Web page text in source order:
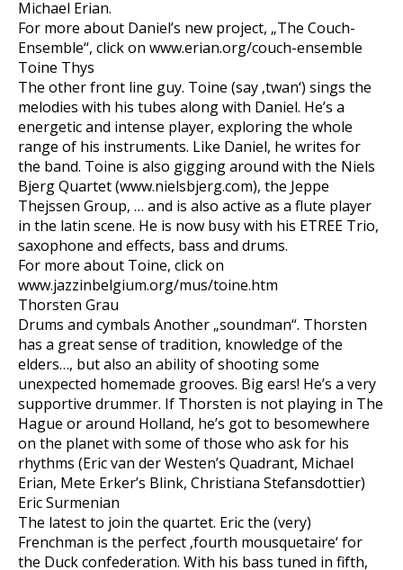
Michael Erian.
For more about Daniel’s new project, „The Couch-
Ensemble“, click on www.erian.org/couch-ensemble
Toine Thys
The other front line guy. Toine (say ‚twan‘) sings the
melodies with his tubes along with Daniel. He’s a
energetic and intense player, exploring the whole
range of his instruments. Like Daniel, he writes for
the band. Toine is also gigging around with the Niels
Bjerg Quartet (www.nielsbjerg.com), the Jeppe
Thejssen Group, … and is also active as a flute player
in the latin scene. He is now busy with his ETREE Trio,
saxophone and effects, bass and drums.
For more about Toine, click on
www.jazzinbelgium.org/mus/toine.htm
Thorsten Grau
Drums and cymbals Another „soundman“. Thorsten
has a great sense of tradition, knowledge of the
elders…, but also an ability of shooting some
unexpected homemade grooves. Big ears! He’s a very
supportive drummer. If Thorsten is not playing in The
Hague or around Holland, he’s got to besomewhere
on the planet with some of those who ask for his
rhythms (Eric van der Westen’s Quadrant, Michael
Erian, Mete Erker’s Blink, Christiana Stefansdottier)
Eric Surmenian
The latest to join the quartet. Eric the (very)
Frenchman is the perfect ‚fourth mousquetaire‘ for
the Duck confederation. With his bass tuned in fifth,